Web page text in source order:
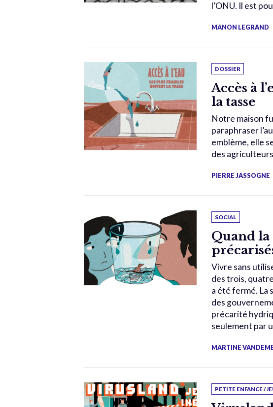
l’ONU. Il est
MANON LEGRAND
DOSSIER
Accès à
la tasse
Notre maison
paraphraser
emblème, elle
des
PIERRE JASSOGNE
SOCIAL
Quand la
Vivre sans
des trois,
a été fermé. La
des
précarité
seulement par
MARTINE
PETITE ENFANCE /